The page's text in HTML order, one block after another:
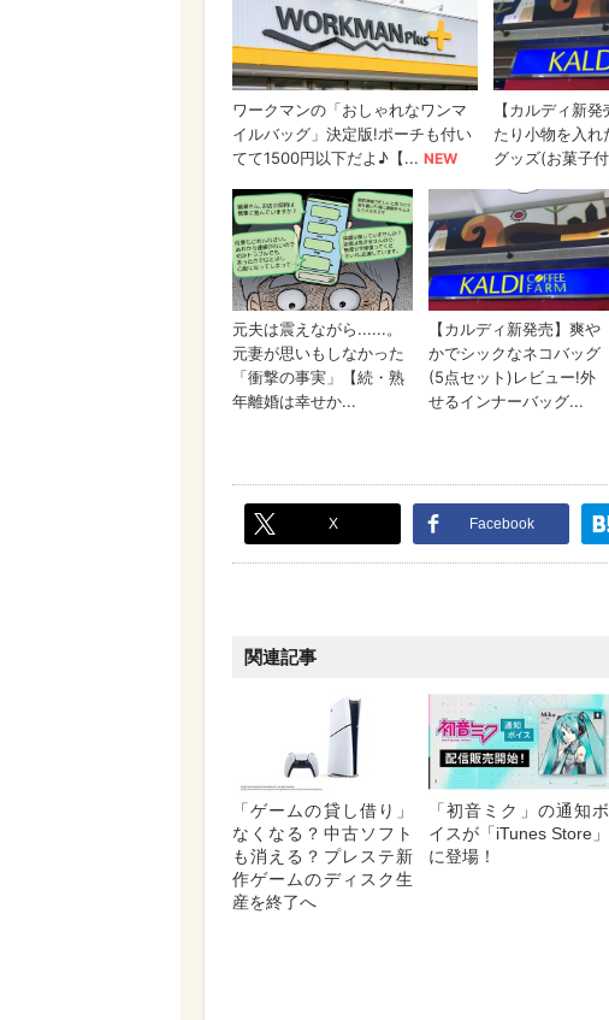
X Facebook
関連記事
「ゲームの貸し借り」
なくなる？中古ソフト
も消える？プレステ新
作ゲームのディスク生
産を終了へ
「初音ミク」の通知ボ
イスが「iTunes Store」
に登場！